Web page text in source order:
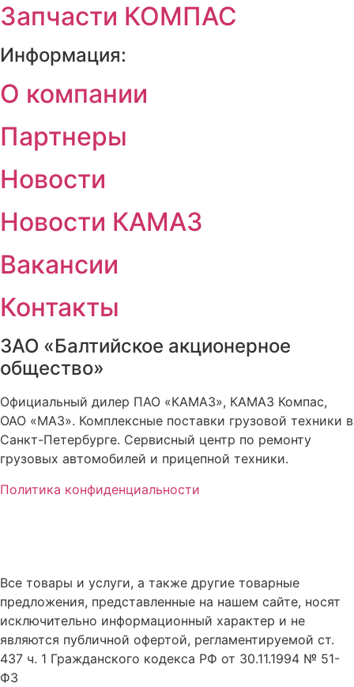
Запчасти КОМПАС
Информация:
О компании
Партнеры
Новости
Новости КАМАЗ
Вакансии
Контакты
ЗАО «Балтийское акционерное
общество»
Официальный дилер ПАО «КАМАЗ», КАМАЗ Компас,
ОАО «МАЗ». Комплексные поставки грузовой техники в
Санкт-Петербурге. Сервисный центр по ремонту
грузовых автомобилей и прицепной техники.
Политика конфиденциальности
Все товары и услуги, а также другие товарные
предложения, представленные на нашем сайте, носят
исключительно информационный характер и не
являются публичной офертой, регламентируемой ст.
437 ч. 1 Гражданского кодекса РФ от 30.11.1994 № 51-
ФЗ